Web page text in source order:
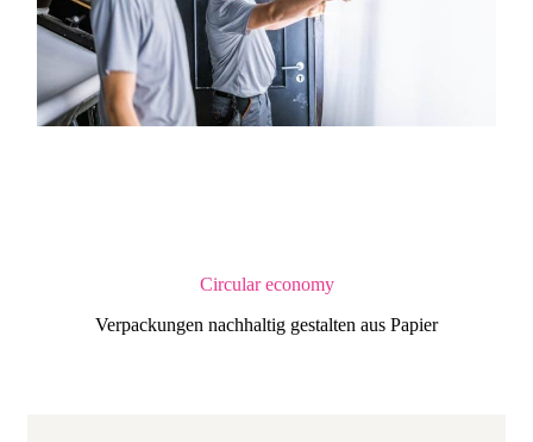
Circular economy
Verpackungen nachhaltig gestalten aus Papier